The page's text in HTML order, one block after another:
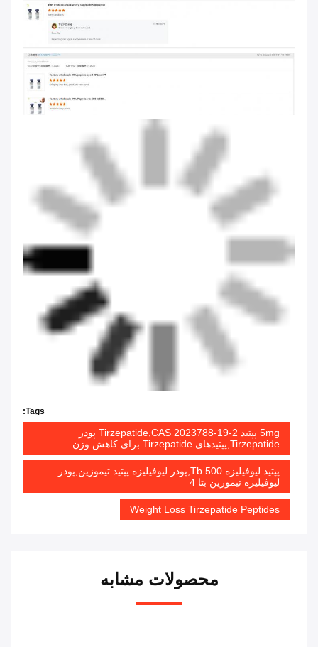
Tags:
5mg پپتید Tirzepatide,CAS 2023788-19-2 پودر
Tirzepatide,پپتیدهای Tirzepatide برای کاهش وزن
پپتید لیوفیلیزه Tb 500,پودر لیوفیلیزه پپتید تیموزین,پودر
لیوفیلیزه تیموزین بتا 4
Weight Loss Tirzepatide Peptides
محصولات مشابه